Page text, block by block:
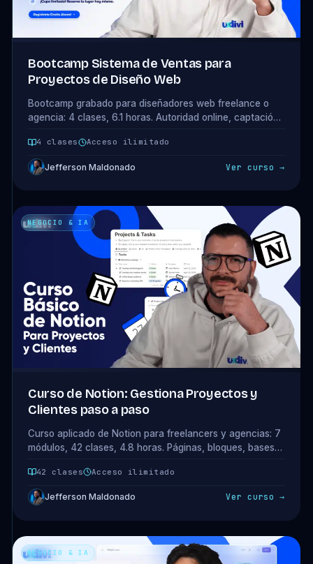
Bootcamp Sistema de Ventas para
Proyectos de Diseño Web
Bootcamp grabado para diseñadores web freelance o
agencia: 4 clases, 6.1 horas. Autoridad online, captación
en tu plan.
4 clases Acceso ilimitado
Jefferson Maldonado Ver curso →
NEGOCIO & IA
Curso de Notion: Gestiona Proyectos y
Clientes paso a paso
Curso aplicado de Notion para freelancers y agencias: 7
módulos, 42 clases, 4.8 horas. Páginas, bloques, bases
tu plan.
42 clases Acceso ilimitado
Jefferson Maldonado Ver curso →
NEGOCIO & IA